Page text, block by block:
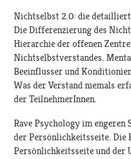
Nichtselbst 2.0: die
Die Differenzierung des
Hierarchie der offenen
Nichtselbstverstandes.
Beeinflusser und
Was der Verstand niemals
der TeilnehmerInnen.
Rave Psychology im engeren
der Persönlichkeitsseite. Die
Persönlichkeitsseite und der